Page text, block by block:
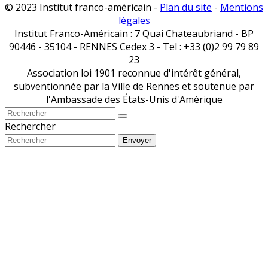
© 2023 Institut franco-américain - Plan du site - Mentions
légales
Institut Franco-Américain : 7 Quai Chateaubriand - BP
90446 - 35104 - RENNES Cedex 3 - Tel : +33 (0)2 99 79 89
23
Association loi 1901 reconnue d'intérêt général,
subventionnée par la Ville de Rennes et soutenue par
l'Ambassade des États-Unis d'Amérique
Rechercher
Envoyer